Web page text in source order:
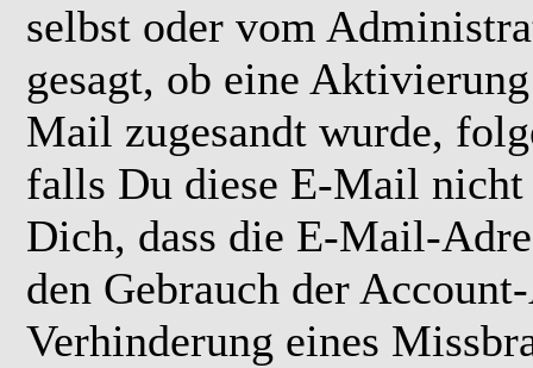
selbst oder vom
gesagt, ob eine
Mail zugesandt wurde,
falls Du diese E-Mail nicht
Dich, dass die E-Mail-
den Gebrauch der
Verhinderung eines